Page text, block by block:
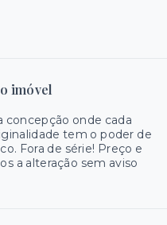
imóvel
concepção onde cada
tem o poder de
Fora de série! Preço e
a alteração sem aviso